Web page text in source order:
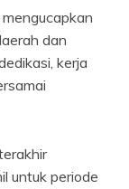
dan
kerja
untuk periode